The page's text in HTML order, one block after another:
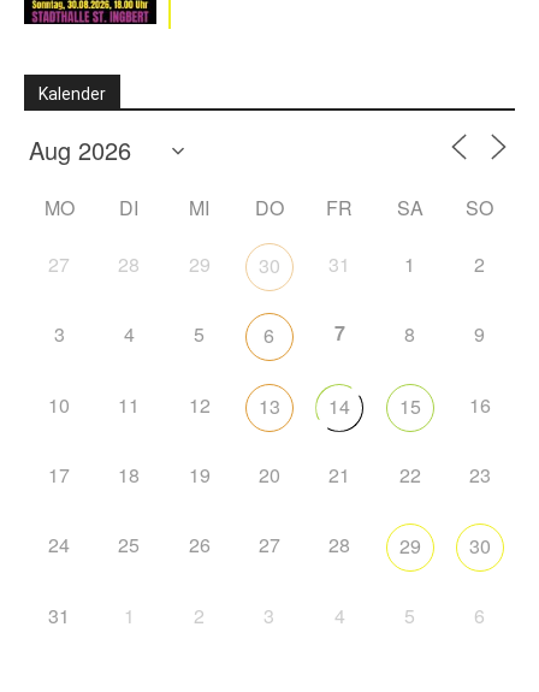
Kalender
MO DI MI DO FR SA SO
27 28 29 30 31 1 2
3 4 5 6 7 8 9
10 11 12 13 14 15 16
17 18 19 20 21 22 23
24 25 26 27 28 29 30
31 1 2 3 4 5 6